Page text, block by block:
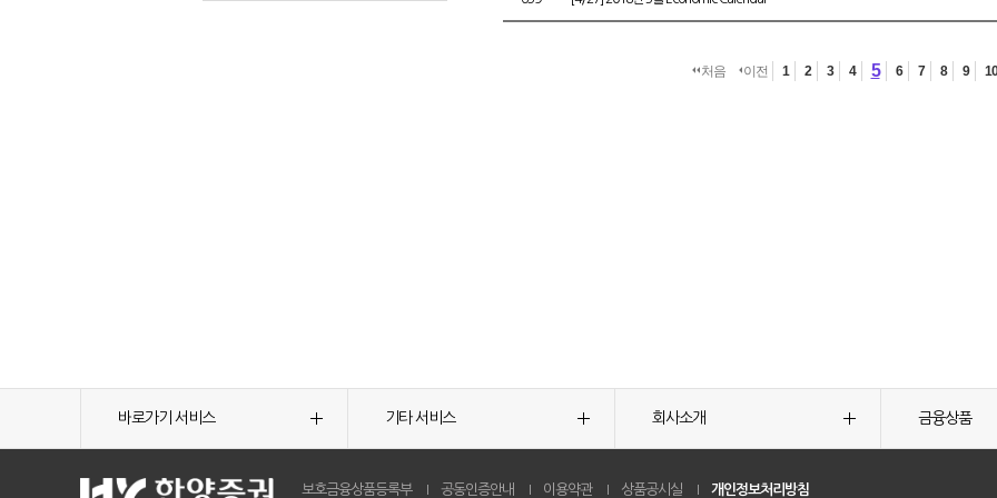
처음 이전 1 2 3 4 5 6 7 8 9 10
바로가기 서비스 기타 서비스 회사소개 금융상품
보호금융상품등록부 공동인증안내 이용약관 상품공시실 개인정보처리방침